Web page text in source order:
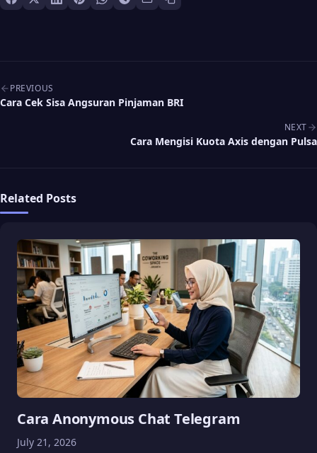
Post navigation
PREVIOUS
Cara Cek Sisa Angsuran Pinjaman BRI
NEXT
Cara Mengisi Kuota Axis dengan Pulsa
Related Posts
Cara Anonymous Chat Telegram
July 21, 2026